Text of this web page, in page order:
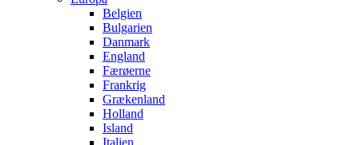
Belgien
Bulgarien
Danmark
England
Færøerne
Frankrig
Grækenland
Holland
Island
Italien